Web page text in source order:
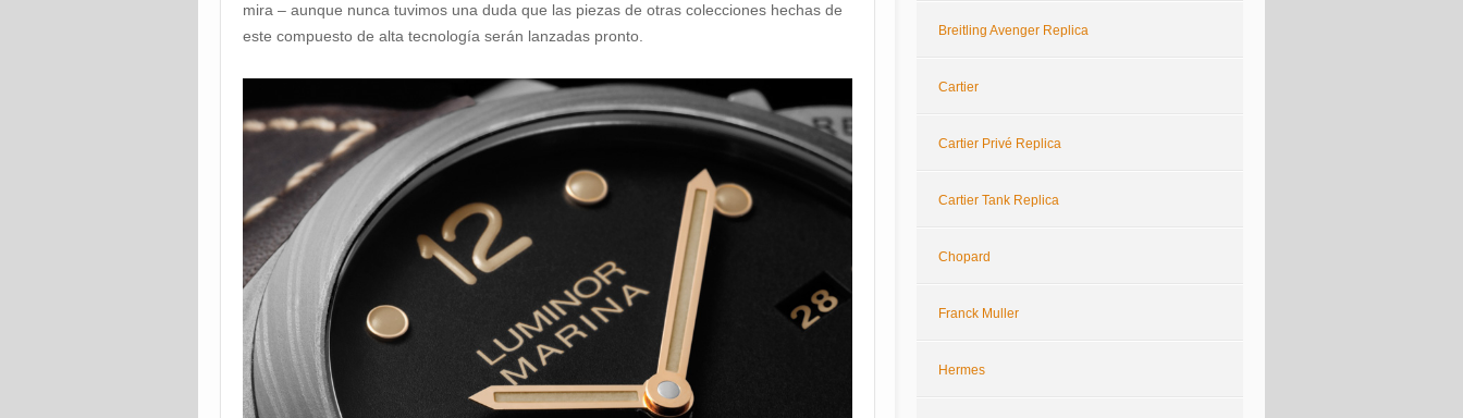
mira – aunque nunca tuvimos una duda que las piezas de otras colecciones hechas de
este compuesto de alta tecnología serán lanzadas pronto.
Breitling Avenger Replica
Cartier
Cartier Privé Replica
Cartier Tank Replica
Chopard
Franck Muller
Hermes